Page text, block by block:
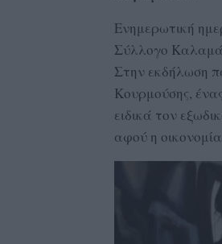
Ενημερωτική
Σύλλογο
Στην εκδήλωση
Κουρμούσης,
ειδικά τον
αφού η